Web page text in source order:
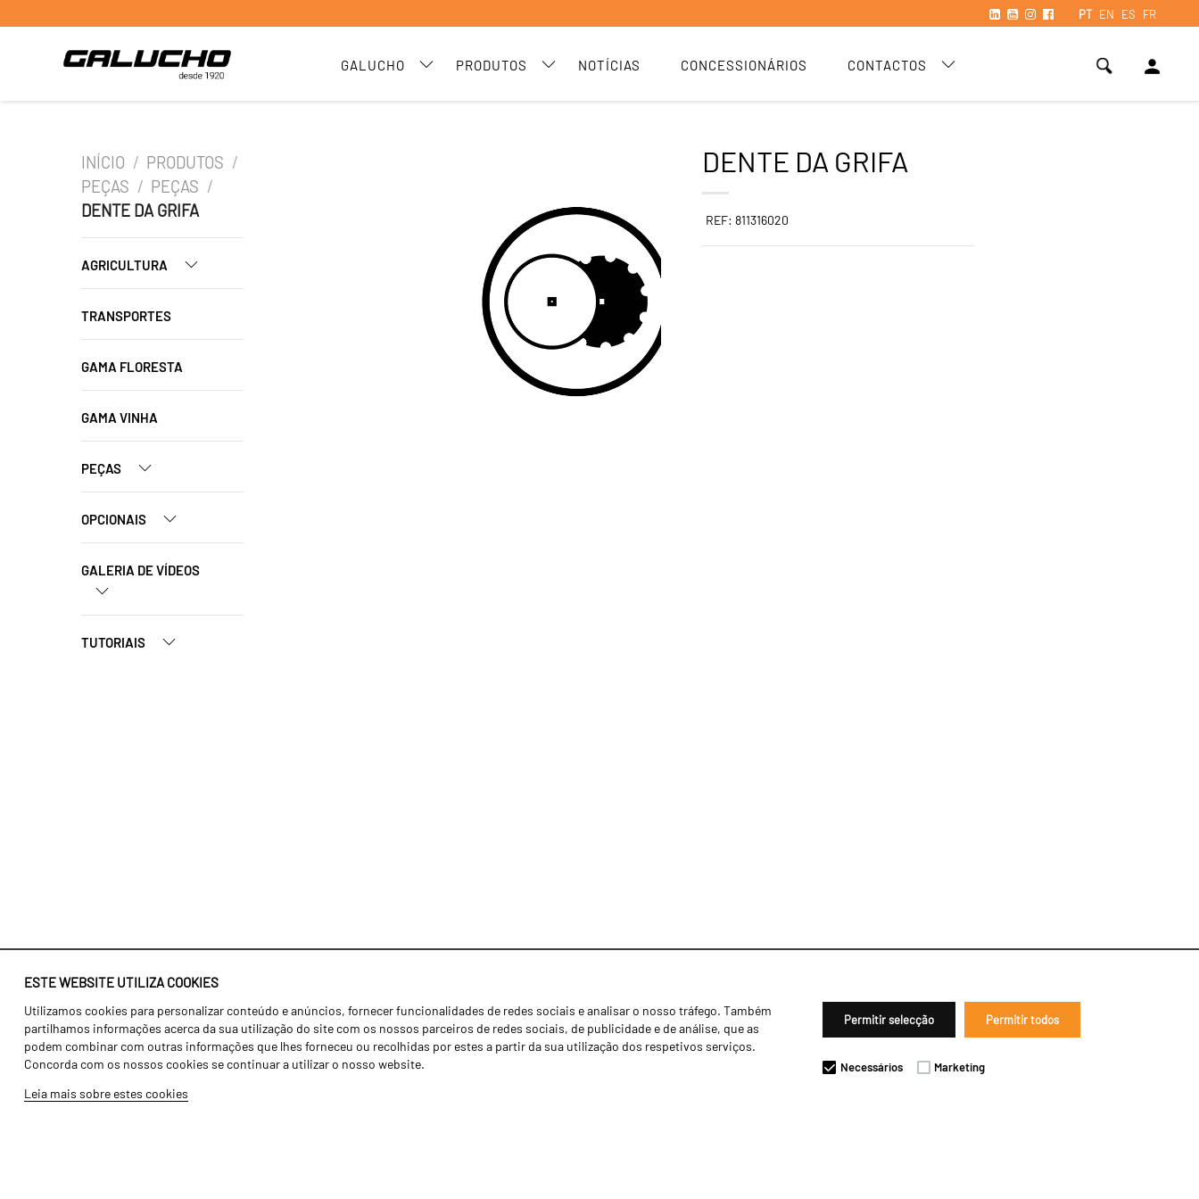
PT EN ES FR
GALUCHO PRODUTOS NOTÍCIAS CONCESSIONÁRIOS CONTACTOS person
ESTE WEBSITE UTILIZA COOKIES
Utilizamos cookies para personalizar conteúdo e anúncios, fornecer funcionalidades de redes sociais e analisar o nosso tráfego. Também
partilhamos informações acerca da sua utilização do site com os nossos parceiros de redes sociais, de publicidade e de análise, que as
podem combinar com outras informações que lhes forneceu ou recolhidas por estes a partir da sua utilização dos respetivos serviços.
Concorda com os nossos cookies se continuar a utilizar o nosso website.
Leia mais sobre estes cookies
Permitir selecção Permitir todos
Necessários Marketing
INÍCIO / PRODUTOS /
PEÇAS / PEÇAS /
DENTE DA GRIFA
AGRICULTURA
TRANSPORTES
GAMA FLORESTA
GAMA VINHA
PEÇAS
OPCIONAIS
GALERIA DE VÍDEOS
TUTORIAIS
DENTE DA GRIFA
REF: 811316020
Identidade
História
Fábrica / Produção
Recursos Humanos
Agricultura
Transportes
Gama Floresta
Notícias
Concessionários